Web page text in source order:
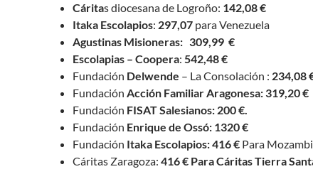
Cáritas diocesana de Logroño: 142,08 €
Itaka Escolapios: 297,07 para Venezuela
Agustinas Misioneras: 309,99 €
Escolapias – Coopera: 542,48 €
Fundación Delwende – La Consolación : 234,08
Fundación Acción Familiar Aragonesa: 319,20 €
Fundación FISAT Salesianos: 200 €.
Fundación Enrique de Ossó: 1320 €
Fundación Itaka Escolapios: 416 € Para
Cáritas Zaragoza: 416 € Para Cáritas Tierra